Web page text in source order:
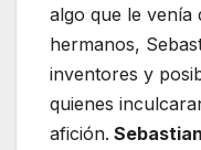
algo que le venía
hermanos,
inventores y
quienes
afición.